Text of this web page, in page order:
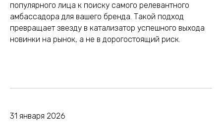
популярного лица к поиску самого релевантного
амбассадора для вашего бренда. Такой подход
превращает звезду в катализатор успешного выхода
новинки на рынок, а не в дорогостоящий риск.
31 января 2026